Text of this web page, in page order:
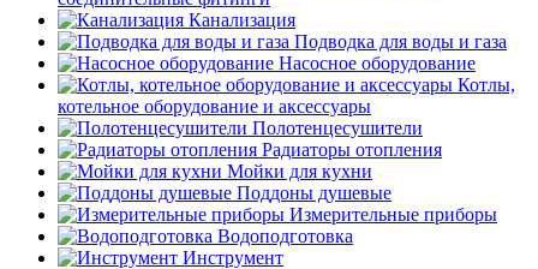
Канализация
Подводка для воды и газа
Насосное оборудование
Котлы,
котельное оборудование и аксессуары
Полотенцесушители
Радиаторы отопления
Мойки для кухни
Поддоны душевые
Измерительные приборы
Водоподготовка
Инструмент